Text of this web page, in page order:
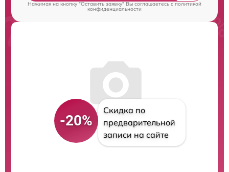
Нажимая на кнопку "Оставить заявку" Вы соглашаетесь cполитикой
конфиденциальности
-20%
Скидка по
предварительной
записи на сайте